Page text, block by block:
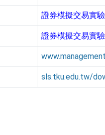
證券模擬交易實
證券模擬交易實
sls.tku.edu.tw/